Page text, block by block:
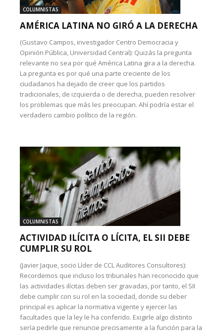
COLUMNISTAS
AMÉRICA LATINA NO GIRÓ A LA DERECHA
(Gustavo Campos, investigador Centro Democracia y
Opinión Pública, Universidad Central): Quizás la pregunta
relevante no sea por qué América Latina gira a la derecha.
La pregunta es por qué una parte creciente de los
ciudadanos ha dejado de creer que los partidos
tradicionales, de izquierda o de derecha, pueden resolver
los problemas que más les preocupan. Ahí podría estar el
verdadero cambio político de la región.
COLUMNISTAS
ACTIVIDAD ILÍCITA O LÍCITA, EL SII DEBE
CUMPLIR SU ROL
(Javier Jaque, socio Líder de CCL Auditores Consultores):
Recordemos que incluso los tribunales han reconocido que
las actividades ilícitas deben ser gravadas, por tanto, el SII
debe cumplir con su rol en la sociedad, donde su deber
principal es aplicar la normativa vigente y ejercer las
facultades que la ley le ha conferido. Exigirle algo distinto
sería pedirle que renuncie precisamente a la función para la